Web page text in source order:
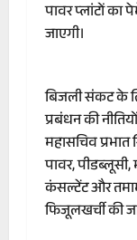
पावर प्लांटों का
जाएगी।
बिजली संकट के
प्रबंधन की
महासचिव प्रभात
पावर,
कंसल्टेंट और
फिजूलखर्ची की